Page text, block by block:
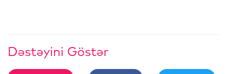
Dəstəyini Göstər